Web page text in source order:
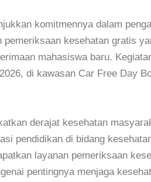
komitmennya dalam
kesehatan gratis
mahasiswa baru.
di kawasan Car Free Day
derajat kesehatan
pendidikan di bidang
layanan pemeriksaan
pentingnya menjaga